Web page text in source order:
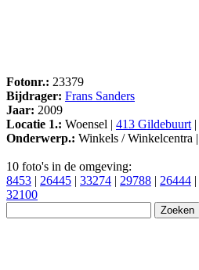
Fotonr.: 23379
Bijdrager: Frans Sanders
Jaar: 2009
Locatie 1.: Woensel | 413 Gildebuurt |
Onderwerp.: Winkels / Winkelcentra |
10 foto's in de omgeving:
8453 | 26445 | 33274 | 29788 | 26444 |
32100